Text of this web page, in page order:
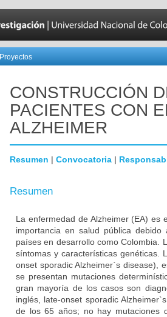
Proyectos
CONSTRUCCIÓN
PACIENTES CON
ALZHEIMER
Resumen | Convocatoria |
Resumen
La enfermedad de Alzheimer (EA) es
importancia en salud pública
países en desarrollo como Colombia.
síntomas y características genéticas.
onset sporadic Alzheimer`s disease),
se presentan mutaciones
gran mayoría de los casos son
inglés, late-onset sporadic
de los 65 años; no hay mutaciones